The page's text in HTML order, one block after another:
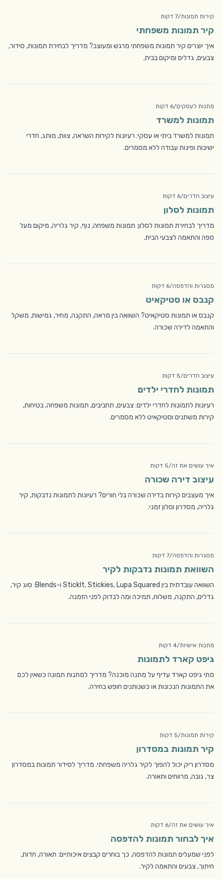
קירות תמונות/7 דקות
קיר תמונות משפחתי
איך יוצרים קיר תמונות משפחתי מרגש ומעוצב? מדריך לבחירת תמונות, סידור,
צבעים, גדלים ומיקום בבית.
מתנות לעסקים/6 דקות
תמונות למשרד
תמונות למשרד ביתי או עסקי: רעיונות לקירות השראה, צוות, מותג, חדרי
ישיבות ופינות עבודה ללא מסמרים.
עיצוב חדרים/6 דקות
תמונות לסלון
מדריך לבחירת תמונות לסלון: תמונות משפחה, נוף, קיר גלריה, מיקום מעל
ספה והתאמה לצבעי הבית.
מסגרות והדפסה/6 דקות
קנבס או סטיקאיט
קנבס או תמונות סטיקאיט? השוואה בין מראה, התקנה, מחיר, גמישות, משקל
והתאמה לדירה שכורה.
עיצוב חדרים/5 דקות
תמונות לחדרי ילדים
רעיונות לתמונות לחדרי ילדים: צבעים, תחביבים, תמונות משפחה, בטיחות,
קירות משתנים וסטיקאיט ללא מסמרים.
איך עושים את זה/5 דקות
עיצוב דירה שכורה
איך מעצבים קירות בדירה שכורה בלי חורים? רעיונות לתמונות נדבקות, קיר
גלריה, מסדרון וסלון זמני.
מסגרות והדפסה/7 דקות
השוואת תמונות נדבקות לקיר
השוואה עובדתית בין StickIt, Stickies, Lupa Squared ו-Blends: סוג קיר,
גדלים, התקנה, משלוח, תמיכה ומה לבדוק לפני הזמנה.
מתנות אישיות/4 דקות
גיפט קארד לתמונות
מתי גיפט קארד עדיף על מתנה מוכנה? מדריך למתנות תמונה כשאין לכם
את התמונות הנכונות או כשנותנים חופש בחירה.
קירות תמונות/5 דקות
קיר תמונות במסדרון
מסדרון ריק יכול להפוך לקיר גלריה משפחתי. מדריך לסידור תמונות במסדרון
צר, גובה, מרווחים ותאורה.
איך עושים את זה/6 דקות
איך לבחור תמונות להדפסה
לפני שמעלים תמונות להדפסה, כך בוחרים קבצים איכותיים: תאורה, חדות,
חיתוך, צבעים והתאמה לקיר.